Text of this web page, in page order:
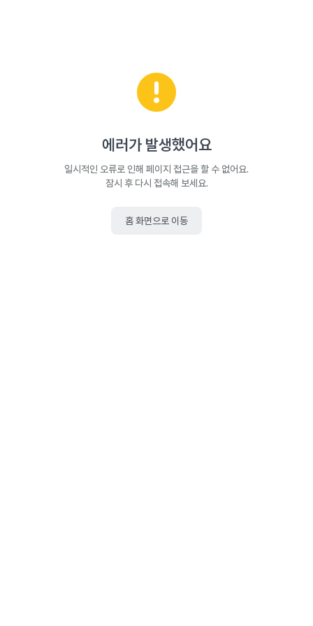
에러가 발생했어요
일시적인 오류로 인해 페이지 접근을 할 수 없어요.
잠시 후 다시 접속해 보세요.
홈 화면으로 이동